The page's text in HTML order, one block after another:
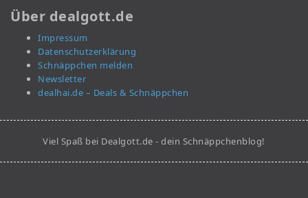
Über dealgott.de
Impressum
Datenschutzerklärung
Schnäppchen melden
Newsletter
dealhai.de – Deals & Schnäppchen
Viel Spaß bei Dealgott.de - dein Schnäppchenblog!